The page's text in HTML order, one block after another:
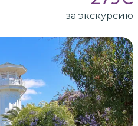
за экскурсию